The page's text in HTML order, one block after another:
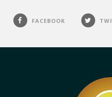
FACEBOOK